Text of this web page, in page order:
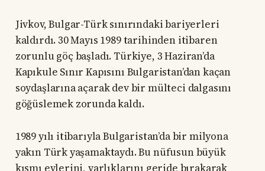
Jivkov, Bulgar-Türk sınırındaki bariyerleri
kaldırdı. 30 Mayıs 1989 tarihinden itibaren
zorunlu göç başladı. Türkiye, 3 Haziran’da
Kapıkule Sınır Kapısını Bulgaristan’dan kaçan
soydaşlarına açarak dev bir mülteci dalgasını
göğüslemek zorunda kaldı.
1989 yılı itibarıyla Bulgaristan’da bir milyona
yakın Türk yaşamaktaydı. Bu nüfusun büyük